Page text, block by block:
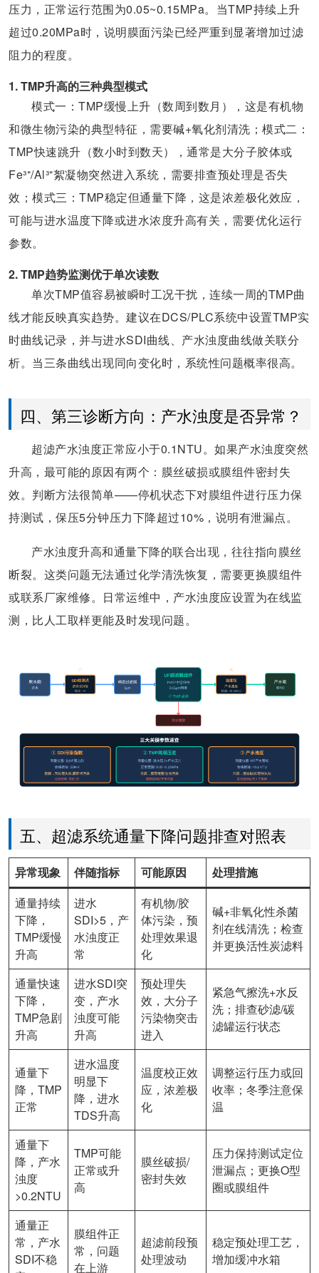
压力，正常运行范围为0.05~0.15MPa。当TMP持续上升
超过0.20MPa时，说明膜面污染已经严重到显著增加过滤
阻力的程度。
1. TMP升高的三种典型模式
模式一：TMP缓慢上升（数周到数月），这是有机物
和微生物污染的典型特征，需要碱+氧化剂清洗；模式二：
TMP快速跳升（数小时到数天），通常是大分子胶体或
Fe³⁺/Al³⁺絮凝物突然进入系统，需要排查预处理是否失
效；模式三：TMP稳定但通量下降，这是浓差极化效应，
可能与进水温度下降或进水浓度升高有关，需要优化运行
参数。
2. TMP趋势监测优于单次读数
单次TMP值容易被瞬时工况干扰，连续一周的TMP曲
线才能反映真实趋势。建议在DCS/PLC系统中设置TMP实
时曲线记录，并与进水SDI曲线、产水浊度曲线做关联分
析。当三条曲线出现同向变化时，系统性问题概率很高。
四、第三诊断方向：产水浊度是否异常？
超滤产水浊度正常应小于0.1NTU。如果产水浊度突然
升高，最可能的原因有两个：膜丝破损或膜组件密封失
效。判断方法很简单——停机状态下对膜组件进行压力保
持测试，保压5分钟压力下降超过10%，说明有泄漏点。
产水浊度升高和通量下降的联合出现，往往指向膜丝
断裂。这类问题无法通过化学清洗恢复，需要更换膜组件
或联系厂家维修。日常运维中，产水浊度应设置为在线监
测，比人工取样更能及时发现问题。
五、超滤系统通量下降问题排查对照表
异常现象 伴随指标 可能原因
处理措施
通量持续
下降，
TMP缓慢
升高
进水
SDI>5，产
水浊度正
常
有机物/胶
体污染，预
处理效果退
化
碱+非氧化性杀菌
剂在线清洗；检查
并更换活性炭滤料
通量快速
下降，
TMP急剧
升高
进水SDI突
变，产水
浊度可能
升高
预处理失
效，大分子
污染物突击
进入
紧急气擦洗+水反
洗；排查砂滤/碳
滤罐运行状态
通量下
降，TMP
正常
进水温度
明显下
降，进水
TDS升高
温度校正效
应，浓差极
化
调整运行压力或回
收率；冬季注意保
温
通量下
降，产水
浊度
>0.2NTU
TMP可能
正常或升
高
膜丝破损/
密封失效
压力保持测试定位
泄漏点；更换O型
圈或膜组件
通量正
常，产水
SDI不稳
膜组件正
常，问题
在上游
超滤前段预
处理波动
稳定预处理工艺，
增加缓冲水箱